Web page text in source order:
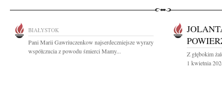
BIAŁYSTOK
Pani Marii Gawriuczenkow najserdeczniejsze wyrazy
współczucia z powodu śmierci Mamy...
Z głębokim
1 kwietnia